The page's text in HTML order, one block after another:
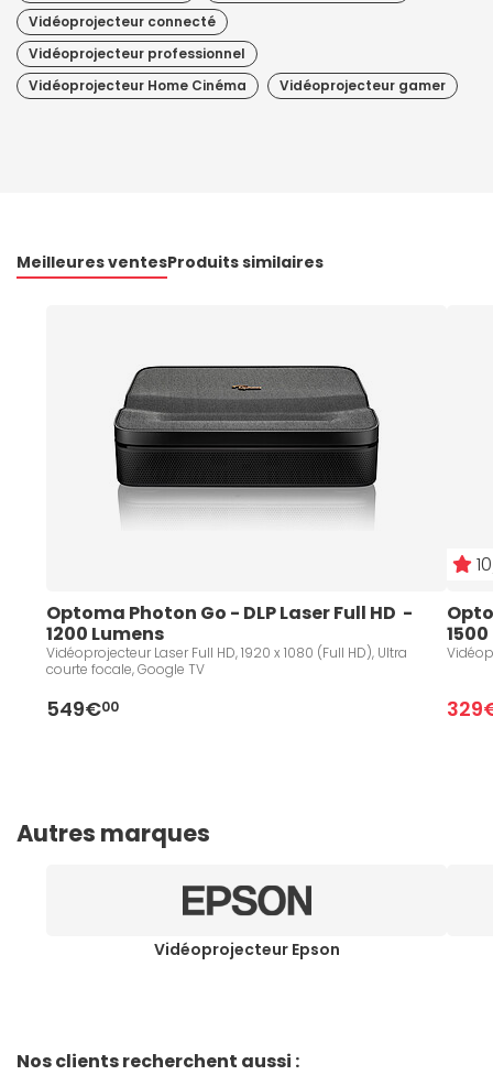
Vidéoprojecteur connecté
Vidéoprojecteur professionnel
Vidéoprojecteur Home Cinéma
Vidéoprojecteur gamer
Meilleures ventesProduits similaires
Optoma Photon Go - DLP Laser Full HD  -
1200 Lumens
Vidéoprojecteur Laser Full HD, 1920 x 1080 (Full HD), Ultra
courte focale, Google TV
549€00
Autres marques
Vidéoprojecteur Epson
Nos clients recherchent aussi :